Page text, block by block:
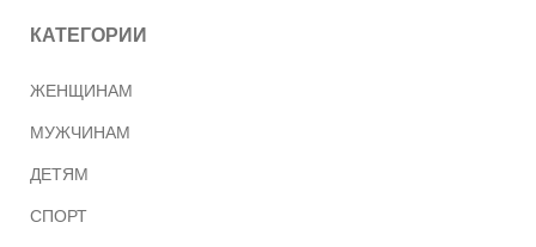
КАТЕГОРИИ
ЖЕНЩИНАМ
МУЖЧИНАМ
ДЕТЯМ
СПОРТ